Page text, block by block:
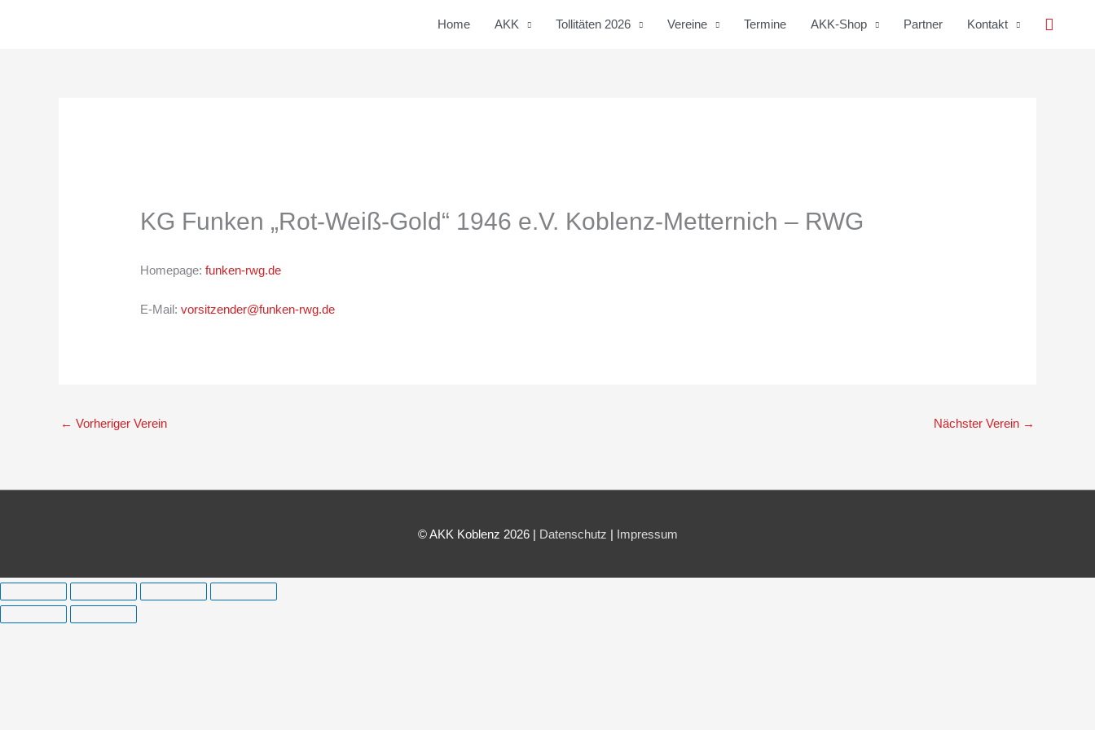
Home AKK Tollitäten 2026 Vereine Termine AKK-Shop Partner Kontakt
KG Funken „Rot-Weiß-Gold“ 1946 e.V. Koblenz-Metternich – RWG
Homepage: funken-rwg.de
E-Mail:vorsitzender@funken-rwg.de
← Vorheriger Verein Nächster Verein →
© AKK Koblenz 2026 | Datenschutz | Impressum